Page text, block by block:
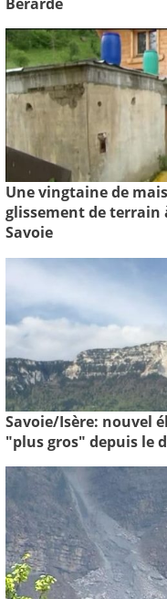
Une vingtaine de
glissement de terrain
Savoie
Savoie/Isère: nouvel
"plus gros" depuis le